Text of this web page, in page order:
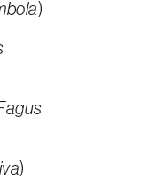
)
)